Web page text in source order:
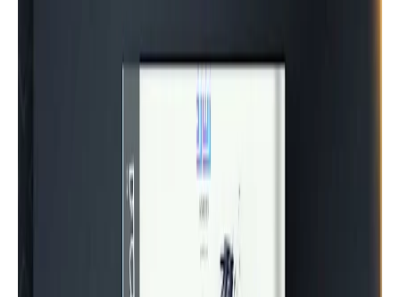
ملخص كامل لكتاب أشهر 50 خرافة في
علم النفس إعداد فرح ابراهيم | موقع